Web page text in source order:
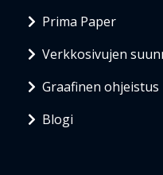
Prima Paper
Verkkosivujen
Graafinen ohjeistus
Blogi